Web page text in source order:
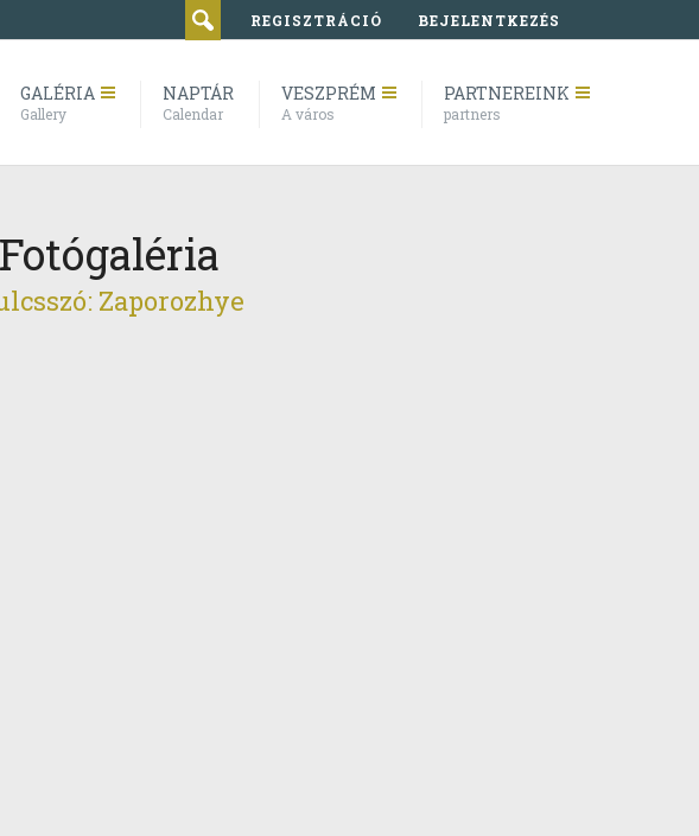
REGISZTRÁCIÓ BEJELENTKEZÉS
GALÉRIA
Gallery
NAPTÁR
Calendar
VESZPRÉM
A város
PARTNEREINK
partners
Fotógaléria
Zaporozhye